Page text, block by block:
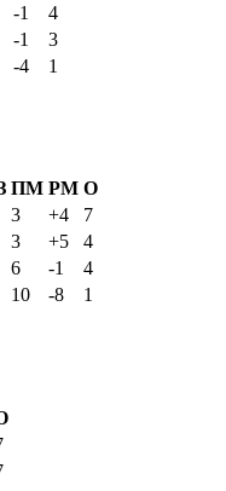
-1
4
-1
3
-4
1
ПМ РМ О
3 +4
7
3 +5
4
6 -1
4
10 -8
1